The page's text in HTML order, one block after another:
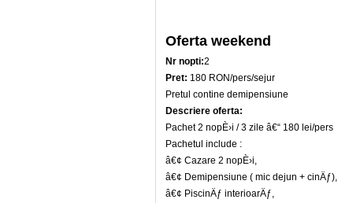
Oferta weekend
Nr nopti:2
Pret: 180 RON/pers/sejur
Pretul contine demipensiune
Descriere oferta:
Pachet 2 nopÈ›i / 3 zile â€“ 180 lei/pers
Pachetul include :
â€¢ Cazare 2 nopÈ›i,
â€¢ Demipensiune ( mic dejun + cinÄƒ),
â€¢ PiscinÄƒ interioarÄƒ,